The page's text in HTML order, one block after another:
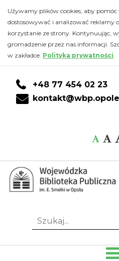
Kalendarz
Biblioteka
Publiczna
Emanuela
Smołki
w
Opolu
do
głównej
treści
DO
KONTA
CZYTELNIKA
DO
WYSZUKIWARKI
do
stopki
Używamy plików cookies, aby pomóc
dostosowywać i analizować reklamy
korzystanie ze strony. Kontynuując,
gromadzenie przez nas informacji.
w zakładce: Polityka prywatności.
+48 77 454 02 23
Szukaj...